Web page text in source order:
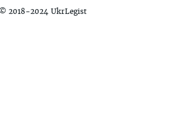
2018-2024 UkrLegist